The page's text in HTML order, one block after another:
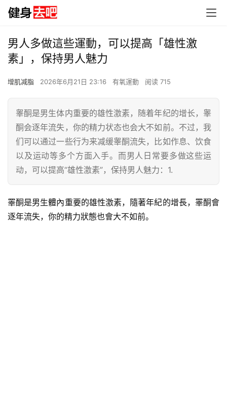
男人多做這些運動，可以提高「雄性激
素」，保持男人魅力
增肌减脂 2026年6月21日 23:16 有氧運動 阅读 715
睾酮是男生体内重要的雄性激素，随着年纪的增长，睾
酮会逐年流失，你的精力状态也会大不如前。不过，我
们可以通过一些行为来减缓睾酮流失，比如作息、饮食
以及运动等多个方面入手。而男人日常要多做这些运
动，可以提高“雄性激素”，保持男人魅力：1.
睪酮是男生體內重要的雄性激素，隨著年紀的增長，睪酮會
逐年流失，你的精力狀態也會大不如前。